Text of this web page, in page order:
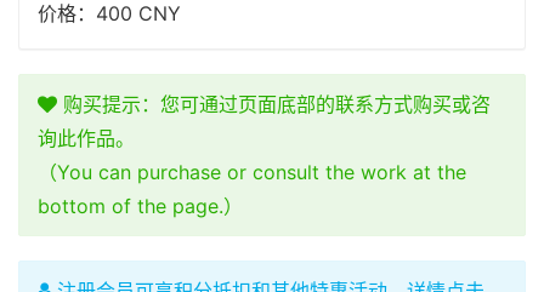
价格：400 CNY
购买提示：您可通过页面底部的联系方式购买或咨
询此作品。
（You can purchase or consult the work at the
bottom of the page.）